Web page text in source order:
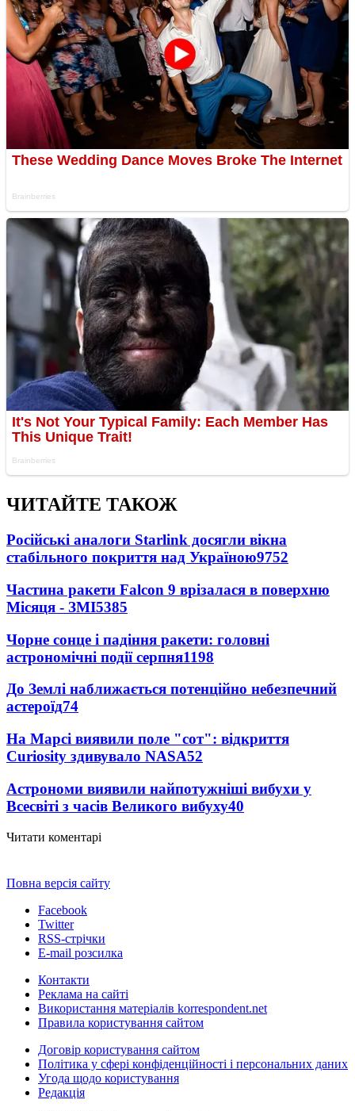
ЧИТАЙТЕ ТАКОЖ
Російські аналоги Starlink досягли вікна
стабільного покриття над Україною9752
Частина ракети Falcon 9 врізалася в поверхню
Місяця - ЗМІ5385
Чорне сонце і падіння ракети: головні
астрономічні події серпня1198
До Землі наближається потенційно небезпечний
астероїд74
На Марсі виявили поле "сот": відкриття
Curiosity здивувало NASA52
Астрономи виявили найпотужніші вибухи у
Всесвіті з часів Великого вибуху40
Читати коментарі
Повна версія сайту
Facebook
Twitter
RSS-стрічки
E-mail розсилка
Контакти
Реклама на сайті
Використання матеріалів korrespondent.net
Правила користування сайтом
Договір користування сайтом
Політика у сфері конфіденційності і персональних даних
Угода щодо користування
Редакція